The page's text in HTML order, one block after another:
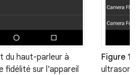
du haut-parleur à
fidélité sur l'appareil
Figure 14
ultrasons